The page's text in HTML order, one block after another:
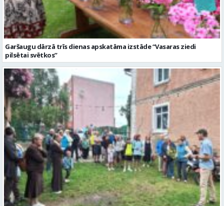
Garšaugu dārzā trīs dienas apskatāma izstāde “Vasaras ziedi
pilsētai svētkos”